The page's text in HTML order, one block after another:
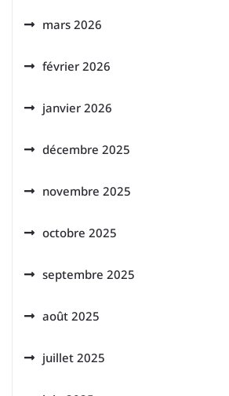
mars 2026
février 2026
janvier 2026
décembre 2025
novembre 2025
octobre 2025
septembre 2025
août 2025
juillet 2025